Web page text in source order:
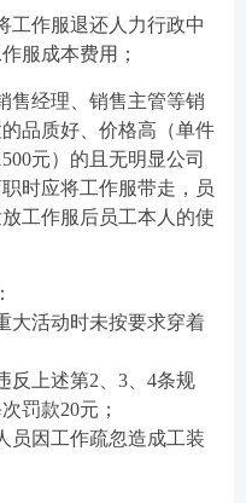
工作服退还人力行政中
服成本费用；
售经理、销售主管等销
品质好、价格高（单件
元）的且无明显公司
时应将工作服带走，员
工作服后员工本人的使
大活动时未按要求穿着
反上述第2、3、4条规
罚款20元；
员因工作疏忽造成工装